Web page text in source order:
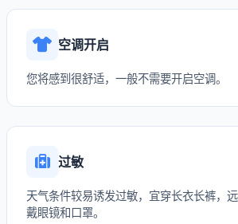
空调开启
您将感到很舒适，一般不需要开启空调。
过敏
天气条件较易诱发过敏，宜穿长衣长裤，
戴眼镜和口罩。